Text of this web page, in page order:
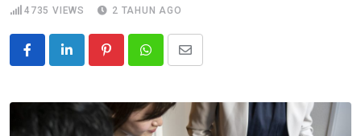
4735 VIEWS 2 TAHUN AGO
PinterestWhatsappShare
Email